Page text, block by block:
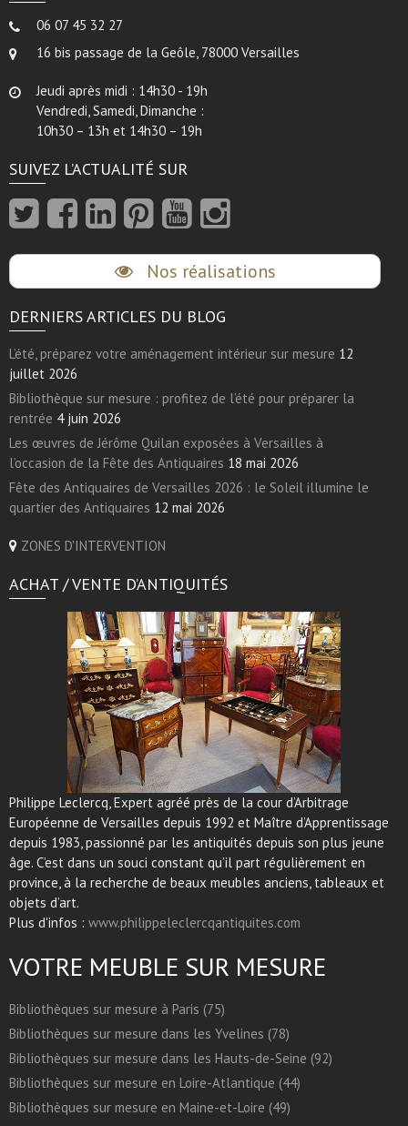
06 07 45 32 27
16 bis passage de la Geôle, 78000 Versailles
Jeudi après midi : 14h30 - 19h
Vendredi, Samedi, Dimanche :
10h30 – 13h et 14h30 – 19h
SUIVEZ L’ACTUALITÉ SUR
Nos réalisations
DERNIERS ARTICLES DU BLOG
L’été, préparez votre aménagement intérieur sur mesure 12
juillet 2026
Bibliothèque sur mesure : profitez de l’été pour préparer la
rentrée 4 juin 2026
Les œuvres de Jérôme Quilan exposées à Versailles à
l’occasion de la Fête des Antiquaires 18 mai 2026
Fête des Antiquaires de Versailles 2026 : le Soleil illumine le
quartier des Antiquaires 12 mai 2026
ZONES D'INTERVENTION
ACHAT / VENTE D’ANTIQUITÉS
Philippe Leclercq, Expert agréé près de la cour d’Arbitrage
Européenne de Versailles depuis 1992 et Maître d’Apprentissage
depuis 1983, passionné par les antiquités depuis son plus jeune
âge. C’est dans un souci constant qu’il part régulièrement en
province, à la recherche de beaux meubles anciens, tableaux et
objets d’art.
Plus d'infos : www.philippeleclercqantiquites.com
VOTRE MEUBLE SUR MESURE
Bibliothèques sur mesure à Paris (75)
Bibliothèques sur mesure dans les Yvelines (78)
Bibliothèques sur mesure dans les Hauts-de-Seine (92)
Bibliothèques sur mesure en Loire-Atlantique (44)
Bibliothèques sur mesure en Maine-et-Loire (49)